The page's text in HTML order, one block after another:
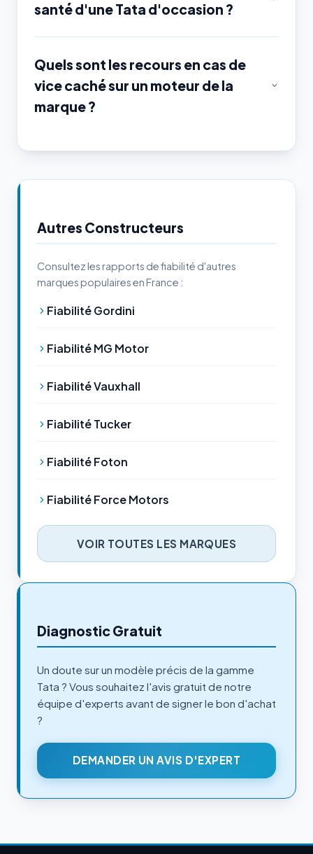
santé d'une Tata d'occasion ?
Quels sont les recours en cas de
vice caché sur un moteur de la
marque ?
Autres Constructeurs
Consultez les rapports de fiabilité d'autres
marques populaires en France :
Fiabilité Gordini
Fiabilité MG Motor
Fiabilité Vauxhall
Fiabilité Tucker
Fiabilité Foton
Fiabilité Force Motors
VOIR TOUTES LES MARQUES
Diagnostic Gratuit
Un doute sur un modèle précis de la gamme
Tata ? Vous souhaitez l'avis gratuit de notre
équipe d'experts avant de signer le bon d'achat
?
DEMANDER UN AVIS D'EXPERT